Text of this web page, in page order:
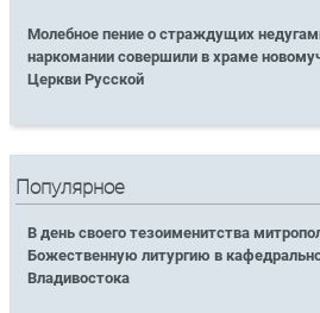
Молебное пение о страждущих
наркомании совершили в храме
Церкви Русской
Популярное
В день своего тезоименитства
Божественную литургию в
Владивостока